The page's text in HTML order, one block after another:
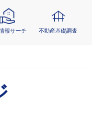
報サーチ 不動産基礎調査